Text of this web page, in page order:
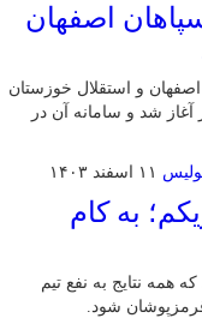
اصفهان
و استقلال خوزستان
شد و سامانه آن در
۱۱ اسفند ۱۴۰۳
به کام
همه نتایج به نفع تیم
شود.